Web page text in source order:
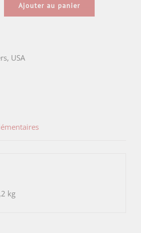
Ajouter au panier
, USA
kg